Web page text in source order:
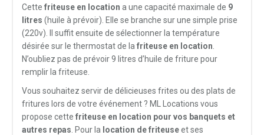
Cette friteuse en location a une capacité maximale de 9
litres (huile à prévoir). Elle se branche sur une simple prise
(220v). Il suffit ensuite de sélectionner la température
désirée sur le thermostat de la friteuse en location
N’oubliez pas de prévoir 9 litres d’huile de friture pour
remplir la friteuse.
Vous souhaitez servir de délicieuses frites ou des plats de
fritures lors de votre événement ? ML Locations vous
propose cette friteuse en location pour vos banquets et
autres repas . Pour la location de friteuseet ses